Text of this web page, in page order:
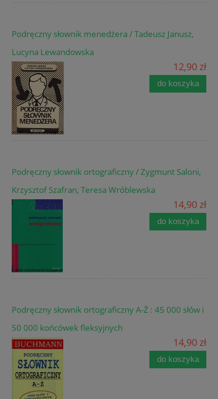
Podręczny słownik menedżera / Tadeusz Janusz,
Lucyna Lewandowska
12,90 zł
do koszyka
Podręczny słownik ortograficzny / Zygmunt Saloni,
Krzysztof Szafran, Teresa Wróblewska
14,90 zł
do koszyka
Podręczny słownik ortograficzny A-Ż : 45 000 słów i
50 000 końcówek fleksyjnych
14,90 zł
do koszyka